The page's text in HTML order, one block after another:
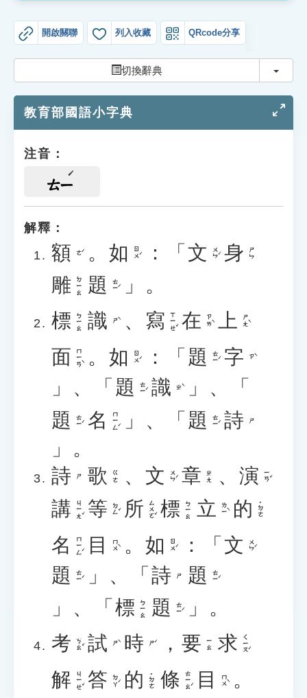
教學應用
貓頭鷹博士
開啟關聯 列入收藏 QRcode分享
切換辭典 切換
教育部國語小字典
注音：
ㄊㄧ
解釋：
額 ㄜˊ 。 如 ㄖㄨˊ ：「 文 ㄨㄣˊ 身 ㄕㄣ
雕 ㄉㄧㄠ 題 ㄊㄧˊ
」。
標 ㄅㄧㄠ 識 ㄕˋ 、 寫 ㄒㄧㄝˇ 在 ㄗㄞˋ 上 ㄕㄤˋ
面 ㄇㄧㄢˋ 。 如 ㄖㄨˊ ：「 題 ㄊㄧˊ 字 ㄗˋ
」、「 題 ㄊㄧˊ 識 ㄓˋ
」、「
題 ㄊㄧˊ 名 ㄇㄧㄥˊ 」、「 題 ㄊㄧˊ 詩 ㄕ
」。
詩
ㄕ 歌 ㄍㄜ 、 文 ㄨㄣˊ 章 ㄓㄤ 、 演 ㄧㄢˇ
講 ㄐㄧㄤˇ 等 ㄉㄥˇ 所 ㄙㄨㄛˇ 標 ㄅㄧㄠ 立 ㄌㄧˋ 的 ˙ㄉㄜ
名 ㄇㄧㄥˊ 目 ㄇㄨˋ 。 如 ㄖㄨˊ ：「 文 ㄨㄣˊ
題 ㄊㄧˊ 」、「 詩 ㄕ 題 ㄊㄧˊ
」、「 標 ㄅㄧㄠ 題 ㄊㄧˊ
」。
考 ㄎㄠˇ 試 ㄕˋ 時 ㄕˊ ， 要 ㄧㄠ 求 ㄑㄧㄡˊ
解 ㄐㄧㄝˇ 答 ㄉㄚˊ 的 ˙ㄉㄜ 條 ㄊㄧㄠˊ 目 ㄇㄨˋ 。